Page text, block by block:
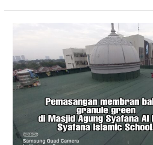
Dak
Terbuka